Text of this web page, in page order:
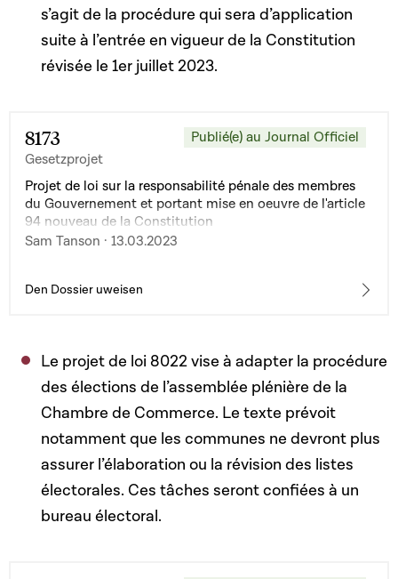
s’agit de la procédure qui sera d’application
suite à l’entrée en vigueur de la Constitution
révisée le 1er juillet 2023.
8173
Gesetzprojet
Publié(e) au Journal Officiel
Projet de loi sur la responsabilité pénale des membres
du Gouvernement et portant mise en oeuvre de l'article
94 nouveau de la Constitution
Sam Tanson · 13.03.2023
Den Dossier uweisen
Le projet de loi 8022 vise à adapter la procédure
des élections de l’assemblée plénière de la
Chambre de Commerce. Le texte prévoit
notamment que les communes ne devront plus
assurer l’élaboration ou la révision des listes
électorales. Ces tâches seront confiées à un
bureau électoral.